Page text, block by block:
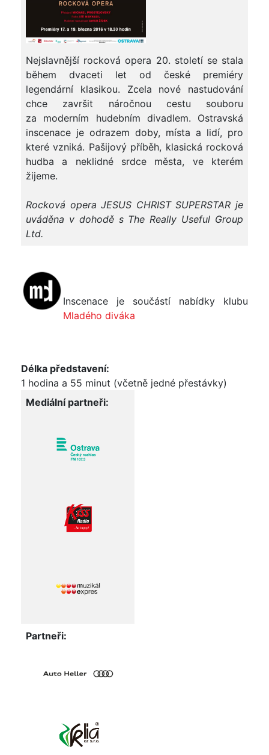
Nejslavnější rocková opera 20. století se stala
během dvaceti let od české premiéry
legendární klasikou. Zcela nové nastudování
chce završit náročnou cestu souboru
za moderním hudebním divadlem. Ostravská
inscenace je odrazem doby, místa a lidí, pro
které vzniká. Pašijový příběh, klasická rocková
hudba a neklidné srdce města, ve kterém
žijeme.
Rocková opera JESUS CHRIST SUPERSTAR je
uváděna v dohodě s The Really Useful Group
Ltd.
Inscenace je součástí nabídky klubu
Mladého diváka
Délka představení:
1 hodina a 55 minut (včetně jedné přestávky)
Mediální partneři:
Partneři: